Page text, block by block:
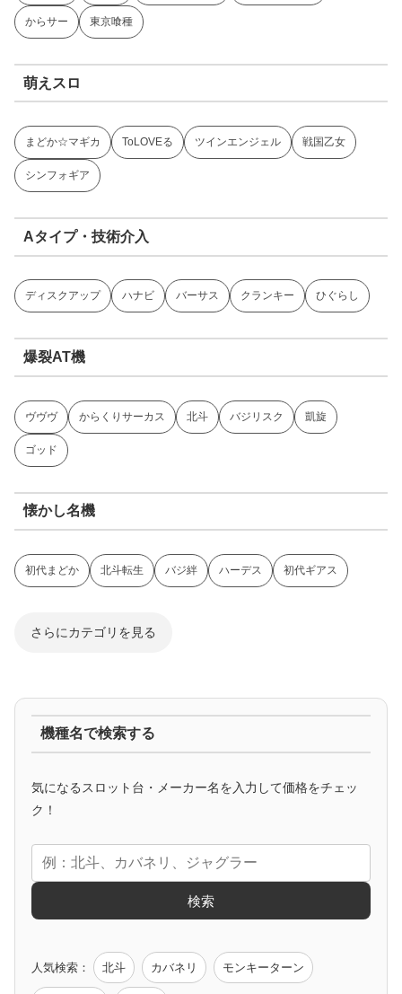
からサー 東京喰種
萌えスロ
まどか☆マギカ ToLOVEる ツインエンジェル 戦国乙女
シンフォギア
Aタイプ・技術介入
ディスクアップ ハナビ バーサス クランキー ひぐらし
爆裂AT機
ヴヴヴ からくりサーカス 北斗 バジリスク 凱旋
ゴッド
懐かし名機
初代まどか 北斗転生 バジ絆 ハーデス 初代ギアス
さらにカテゴリを見る
アニメタイアップ
エヴァ コードギアス 化物語 炎炎ノ消防隊
モンハン バイオ ペルソナ
機種名で検索する
気になるスロット台・メーカー名を入力して価格をチェッ
ク！
検索
人気検索： 北斗 カバネリ モンキーターン